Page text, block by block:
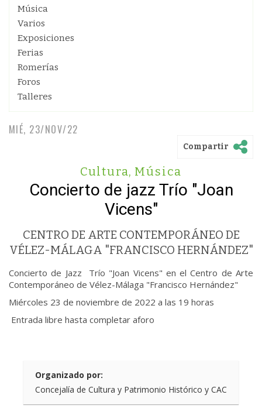
Música
Varios
Exposiciones
Ferias
Romerías
Foros
Talleres
MIÉ, 23/NOV/22
Compartir
Cultura, Música
Concierto de jazz Trío "Joan
Vicens"
CENTRO DE ARTE CONTEMPORÁNEO DE
VÉLEZ-MÁLAGA "FRANCISCO HERNÁNDEZ"
Concierto de Jazz Trío "Joan Vicens" en el Centro de Arte
Contemporáneo de Vélez-Málaga "Francisco Hernández"
Miércoles 23 de noviembre de 2022 a las 19 horas
Entrada libre hasta completar aforo
Organizado por:
Concejalía de Cultura y Patrimonio Histórico y CAC